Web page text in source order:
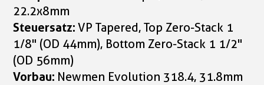
22.2x8mm
Steuersatz:VP Tapered, Top Zero-Stack 1
1/8" (OD 44mm), Bottom Zero-Stack 1 1/2"
(OD 56mm)
Vorbau: Newmen Evolution 318.4, 31.8mm